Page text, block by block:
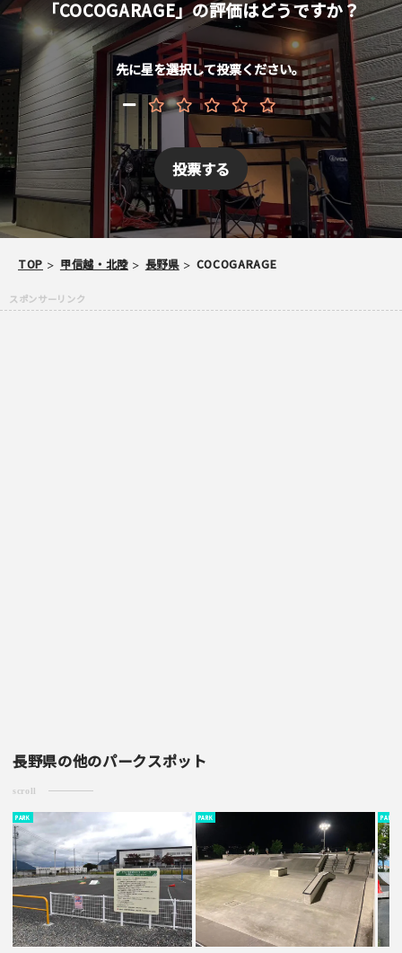
男性
女性
年齢
10代
20代 30代 40代
お名前 （非公開/任意）
メールアドレス （非公開/任意）
「COCOGARAGE」の評価はどうですか？
先に星を選択して投票ください。
TOP 甲信越・北陸 長野県 COCOGARAGE
長野県の他のパークスポット
scroll
PARK PARK PARK